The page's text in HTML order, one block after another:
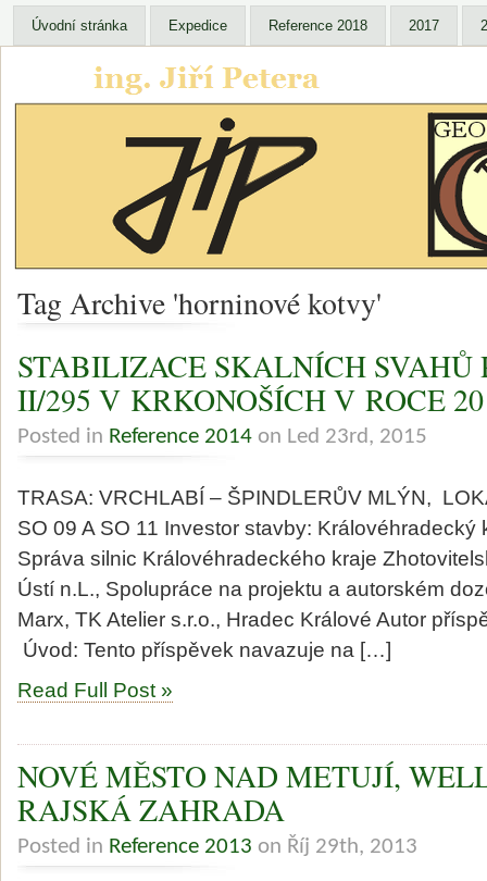
Úvodní stránka Expedice Reference 2018 2017
Tag Archive 'horninové kotvy'
STABILIZACE SKALNÍCH SVAHŮ
II/295 V KRKONOŠÍCH V ROCE
Posted in Reference 2014 on Led 23rd, 2015
TRASA: VRCHLABÍ – ŠPINDLERŮV MLÝN,
SO 09 A SO 11 Investor stavby: Královéhradecký
Správa silnic Královéhradeckého kraje
Ústí n.L., Spolupráce na projektu a autorském
Marx, TK Atelier s.r.o., Hradec Králové Autor
Úvod: Tento příspěvek navazuje na […]
Read Full Post »
NOVÉ MĚSTO NAD METUJÍ,
RAJSKÁ ZAHRADA
Posted in Reference 2013 on Říj 29th, 2013